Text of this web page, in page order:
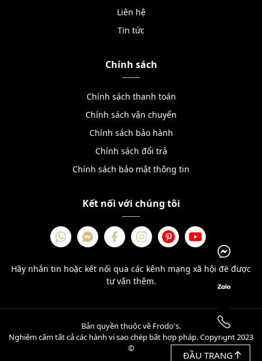
Liên hệ
Tin tức
Chính sách
Chính sách thanh toán
Chính sách vận chuyển
Chính sách bảo hành
Chính sách đổi trả
Chính sách bảo mật thông tin
Kết nối với chúng tôi
Hãy nhắn tin hoặc kết nối qua các kênh mạng xã hội để được
tư vấn thêm.
Bản quyền thuộc về Frodo's.
Nghiêm cấm tất cả các hành vi sao chép bất hợp pháp. Copyright 2023
©
ĐẦU TRANG